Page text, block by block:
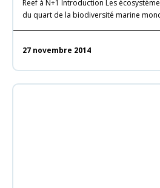
Reef à N+1 Introduction Les
du quart de la biodiversité marine
27 novembre 2014